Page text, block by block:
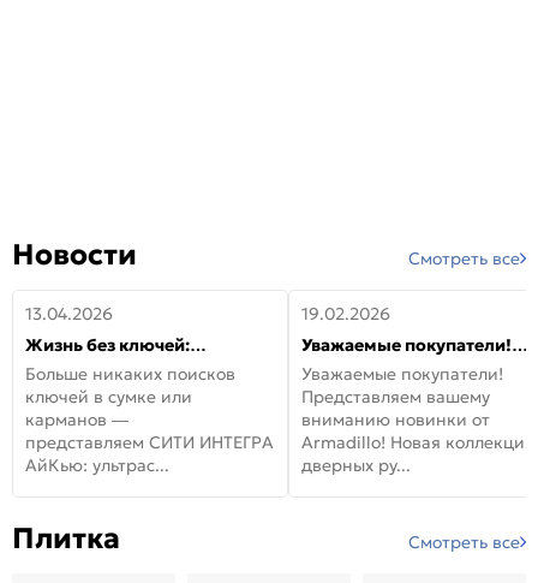
Новости Смотреть все
13.04.2026
Жизнь без ключей:
встречайте новую дверь
СИТИ ИНТЕГРА АйКью!
Больше никаких поисков
ключей в сумке или
карманов —
представляем СИТИ ИНТЕГРА
АйКью: ультрас...
19.02.2026
Уважаемые покупатели!
Представляем вашему
вниманию новинки от
Armadillo!
Уважаемые покупатели!
Представляем вашему
вниманию новинки от
Armadillo! Новая коллекция
дверных ру...
Плитка Смотреть все